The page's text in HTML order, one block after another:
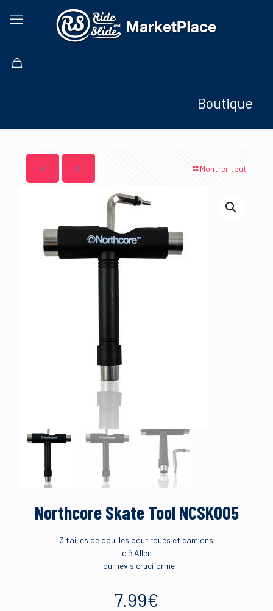
Boutique
Montrer tout
Northcore Skate Tool NCSK005
3 tailles de douilles pour roues et camions
clé Allen
Tournevis cruciforme
7.99€